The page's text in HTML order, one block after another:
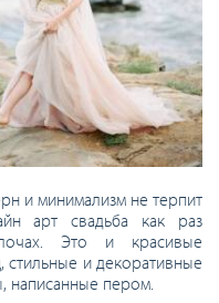
и минимализм не терпит
арт свадьба как раз
Это и красивые
и декоративные
написанные пером.